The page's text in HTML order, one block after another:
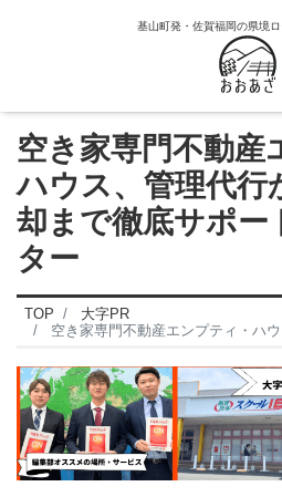
基山町発・佐賀福岡の県境
空き家専門不動産
ハウス、管理代行
却まで徹底サポー
ター
TOP
大字PR
空き家専門不動産エンプティ・ハウス、管理代行から